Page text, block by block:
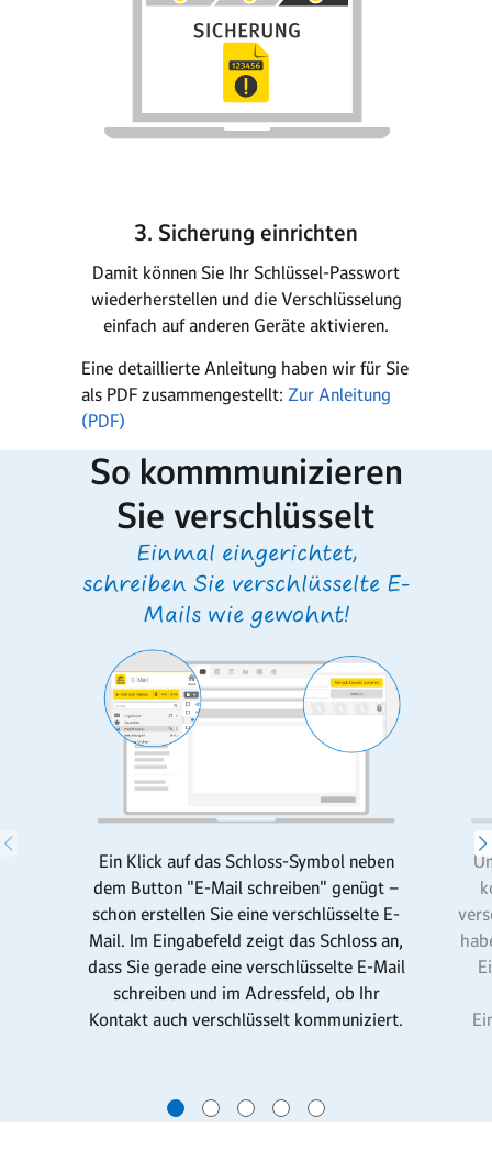
3. Sicherung einrichten
Damit können Sie Ihr Schlüssel-Passwort
wiederherstellen und die Verschlüsselung
einfach auf anderen Geräte aktivieren.
Eine detaillierte Anleitung haben wir für Sie
als PDF zusammengestellt: Zur Anleitung
(PDF)
So kommmunizieren
Sie verschlüsselt
Einmal eingerichtet,
schreiben Sie verschlüsselte E-
Mails wie gewohnt!
Ein Klick auf das Schloss-Symbol neben
dem Button "E-Mail schreiben" genügt –
schon erstellen Sie eine verschlüsselte E-
Mail. Im Eingabefeld zeigt das Schloss an,
dass Sie gerade eine verschlüsselte E-Mail
schreiben und im Adressfeld, ob Ihr
Kontakt auch verschlüsselt kommuniziert.